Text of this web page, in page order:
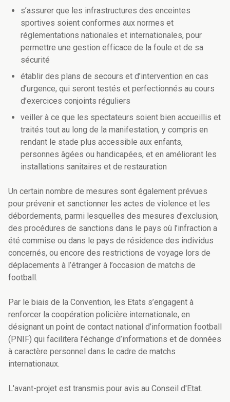
s’assurer que les infrastructures des enceintes
sportives soient conformes aux normes et
réglementations nationales et internationales, pour
permettre une gestion efficace de la foule et de sa
sécurité
établir des plans de secours et d’intervention en cas
d’urgence, qui seront testés et perfectionnés au cours
d’exercices conjoints réguliers
veiller à ce que les spectateurs soient bien accueillis et
traités tout au long de la manifestation, y compris en
rendant le stade plus accessible aux enfants,
personnes âgées ou handicapées, et en améliorant les
installations sanitaires et de restauration
Un certain nombre de mesures sont également prévues
pour prévenir et sanctionner les actes de violence et les
débordements, parmi lesquelles des mesures d’exclusion,
des procédures de sanctions dans le pays où l’infraction a
été commise ou dans le pays de résidence des individus
concernés, ou encore des restrictions de voyage lors de
déplacements à l’étranger à l’occasion de matchs de
football.
Par le biais de la Convention, les Etats s’engagent à
renforcer la coopération policière internationale, en
désignant un point de contact national d’information football
(PNIF) qui facilitera l’échange d’informations et de données
à caractère personnel dans le cadre de matchs
internationaux.
L'avant-projet est transmis pour avis au Conseil d'Etat.